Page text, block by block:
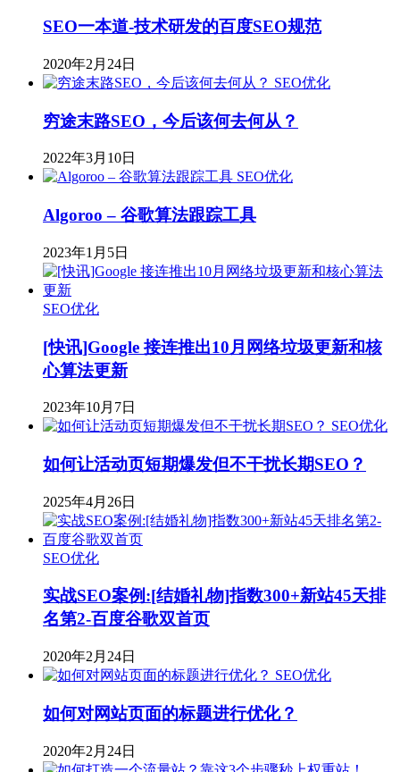
SEO一本道-技术研发的百度SEO规范
2020年2月24日
SEO优化
穷途末路SEO，今后该何去何从？
2022年3月10日
SEO优化
Algoroo – 谷歌算法跟踪工具
2023年1月5日
SEO优化
[快讯]Google 接连推出10月网络垃圾更新和核
心算法更新
2023年10月7日
SEO优化
如何让活动页短期爆发但不干扰长期SEO？
2025年4月26日
SEO优化
实战SEO案例:[结婚礼物]指数300+新站45天排
名第2-百度谷歌双首页
2020年2月24日
SEO优化
如何对网站页面的标题进行优化？
2020年2月24日